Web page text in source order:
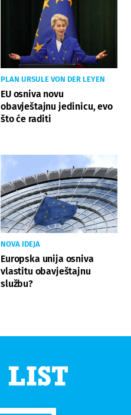
PLAN URSULE VON DER LEYEN
EU osniva novu
obavještajnu jedinicu, evo
što će raditi
NOVA IDEJA
Europska unija osniva
vlastitu obavještajnu
službu?